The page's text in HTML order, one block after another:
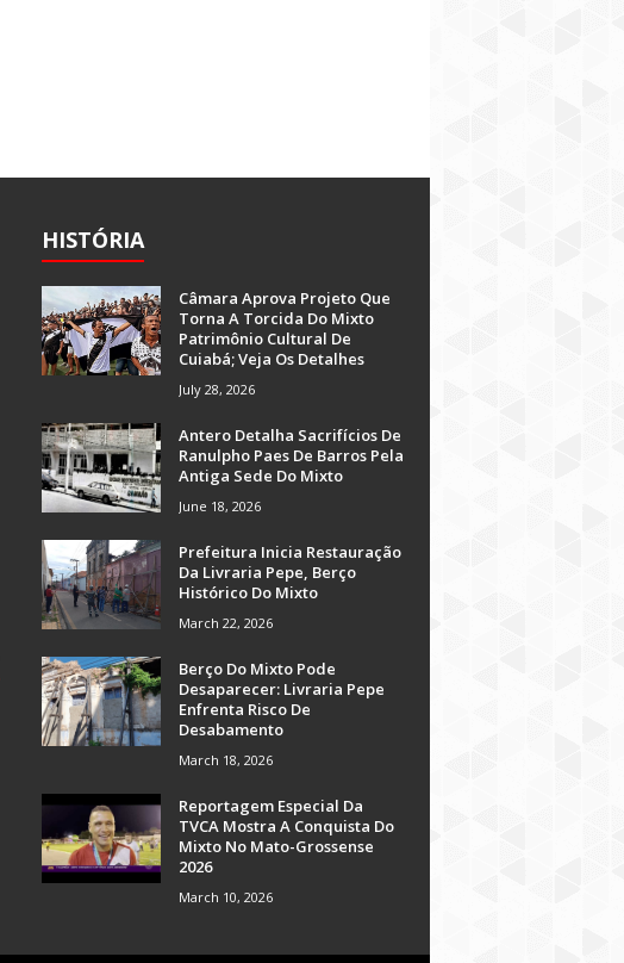
HISTÓRIA
Câmara Aprova Projeto Que
Torna A Torcida Do Mixto
Patrimônio Cultural De
Cuiabá; Veja Os Detalhes
July 28, 2026
Antero Detalha Sacrifícios De
Ranulpho Paes De Barros Pela
Antiga Sede Do Mixto
June 18, 2026
Prefeitura Inicia Restauração
Da Livraria Pepe, Berço
Histórico Do Mixto
March 22, 2026
Berço Do Mixto Pode
Desaparecer: Livraria Pepe
Enfrenta Risco De
Desabamento
March 18, 2026
Reportagem Especial Da
TVCA Mostra A Conquista Do
Mixto No Mato-Grossense
2026
March 10, 2026